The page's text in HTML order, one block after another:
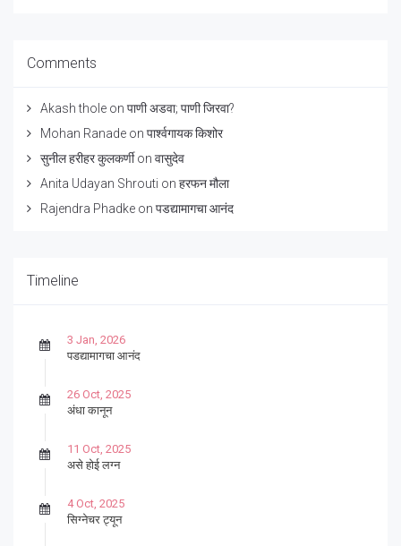
Comments
Akash thole on पाणी अडवा; पाणी जिरवा?
Mohan Ranade on पार्श्वगायक किशोर
सुनील हरीहर कुलकर्णीon वासुदेव
Anita Udayan Shrouti on हरफन मौला
Rajendra Phadke on पडद्यामागचा आनंद
Timeline
3 Jan, 2026
पडद्यामागचा आनंद
26 Oct, 2025
अंधा कानून
11 Oct, 2025
असे होई लग्न
4 Oct, 2025
सिग्नेचर ट्यून